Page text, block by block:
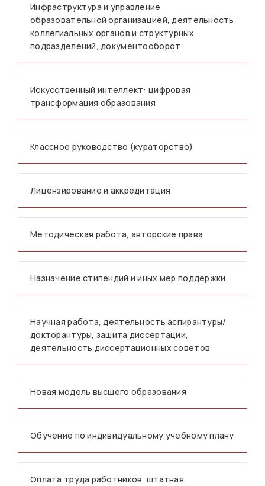
Инфраструктура и управление
образовательной организацией, деятельность
коллегиальных органов и структурных
подразделений, документооборот
Искусственный интеллект: цифровая
трансформация образования
Классное руководство (кураторство)
Лицензирование и аккредитация
Методическая работа, авторские права
Назначение стипендий и иных мер поддержки
Научная работа, деятельность аспирантуры/
докторантуры, защита диссертации,
деятельность диссертационных советов
Новая модель высшего образования
Обучение по индивидуальному учебному плану
Оплата труда работников, штатная